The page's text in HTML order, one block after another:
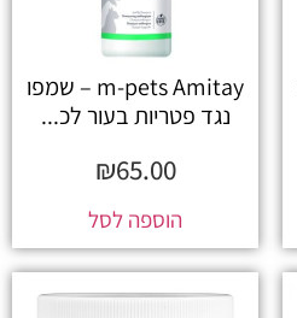
m-pets Amitay – שמפו
נגד פטריות בעור לכ...
₪65.00
הוספה לסל